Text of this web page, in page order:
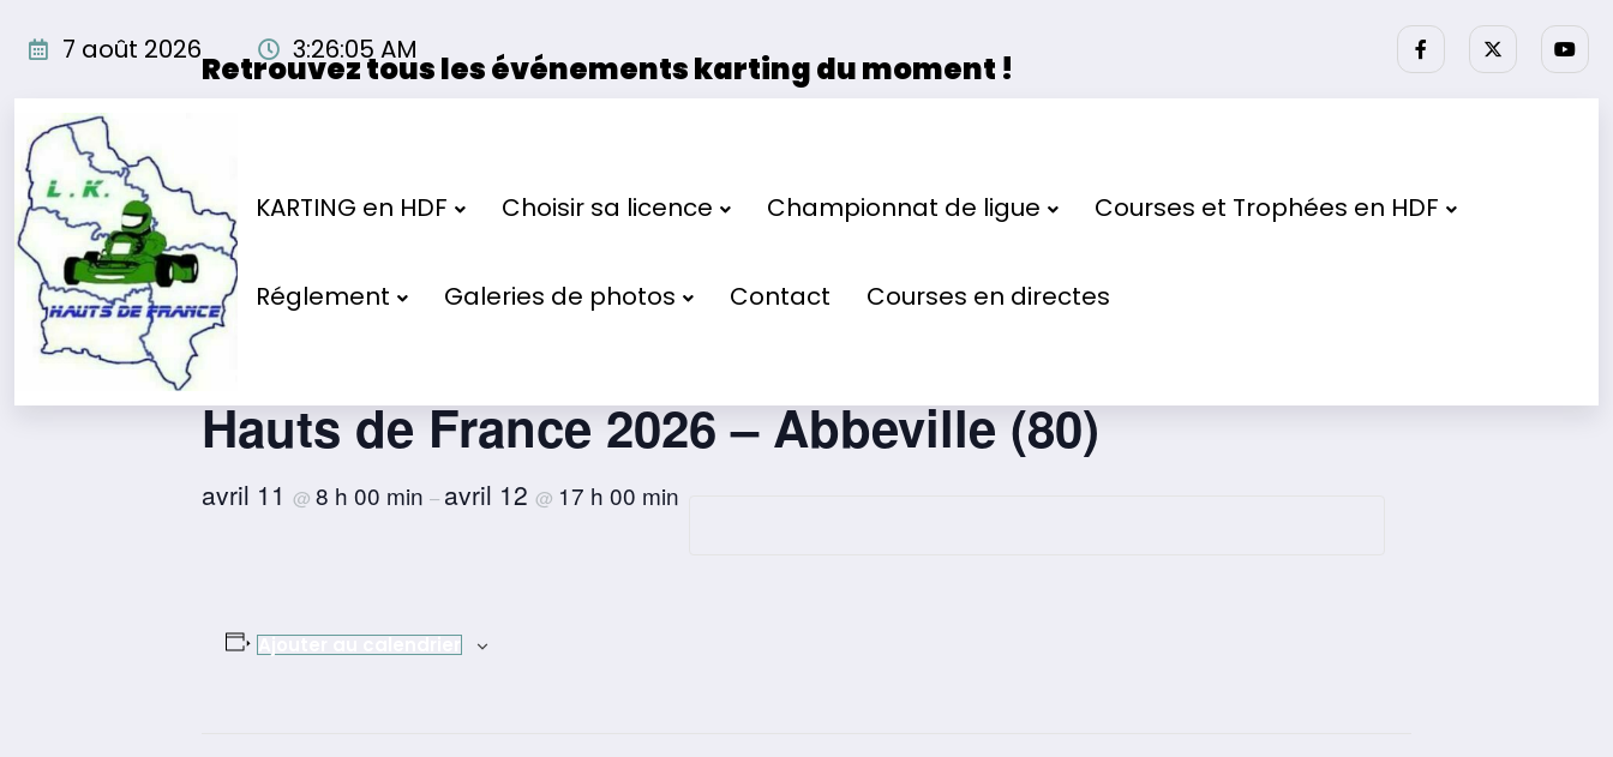
7 août 2026 3:26:05 AM
KARTING en HDF Choisir sa licence Championnat de ligue Courses et Trophées en HDF
Réglement Galeries de photos Contact Courses en directes
Retrouvez tous les événements karting du moment !
Cet évènement est passé.
Hauts de France 2026 – Abbeville (80)
avril 11 @ 8 h 00 min – avril 12 @ 17 h 00 min